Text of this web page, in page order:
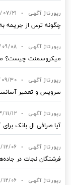
رپورتاژ آگهی •
07/21
چگونه ترس از جریمه
رپورتاژ آگهی •
09/08
میکروسمنت چیست؟
رپورتاژ آگهی •
30
سرویس و تعمیر
رپورتاژ آگهی •
11/12
آیا صرافی ال بانک
رپورتاژ آگهی •
12/06
فرشتگان نجات در جاده‌ها؛ خدمات ۲۴ ساعته
رپورتاژ آگهی •
12/06